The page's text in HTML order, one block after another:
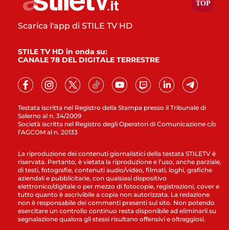
Testata iscritta nel Registro della Stampa presso il Tribunale di
Salerno al n. 34/2009
Società iscritta nel Registro degli Operatori di Comunicazione c/o
l’AGCOM al n. 20133
Scarica l'app di STILE TV HD
STILE TV HD in onda su:
CANALE 78 DEL DIGITALE TERRESTRE
La riproduzione dei contenuti giornalistici della testata STILETV è
riservata. Pertanto, è vietata la riproduzione e l’uso, anche parziale,
di testi, fotografie, contenuti audio/video, filmati, loghi, grafiche
aziendali e pubblicitarie, con qualsiasi dispositivo
elettronico/digitale o per mezzo di fotocopie, registrazioni, cover e
tutto quanto è ascrivibile a copia non autorizzata. La redazione
non è responsabile dei commenti presenti sul sito. Non potendo
esercitare un controllo continuo resta disponibile ad eliminarli su
segnalazione qualora gli stessi risultano offensivi e oltraggiosi.